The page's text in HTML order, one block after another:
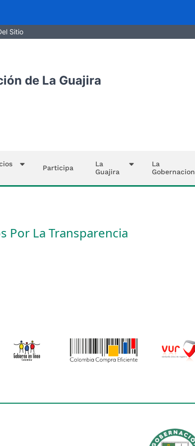
Sitio
de La Guajira
Participa
La
Guajira
La
Gobernacion
Por La Transparencia